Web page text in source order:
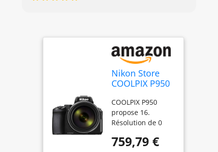
Nikon Store
COOLPIX P950
numérique
Noir
COOLPIX P950
propose 16.
Résolution de 0
COOLPIX P950
759,79 €